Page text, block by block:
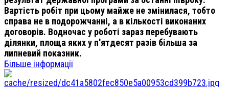
Вартість робіт при цьому майже не змінилася, тобто
справа не в подорожчанні, а в кількості виконаних
договорів. Водночас у роботі зараз перебувають
ділянки, площа яких у п'ятдесят разів більша за
липневий показник.
Більше інформації